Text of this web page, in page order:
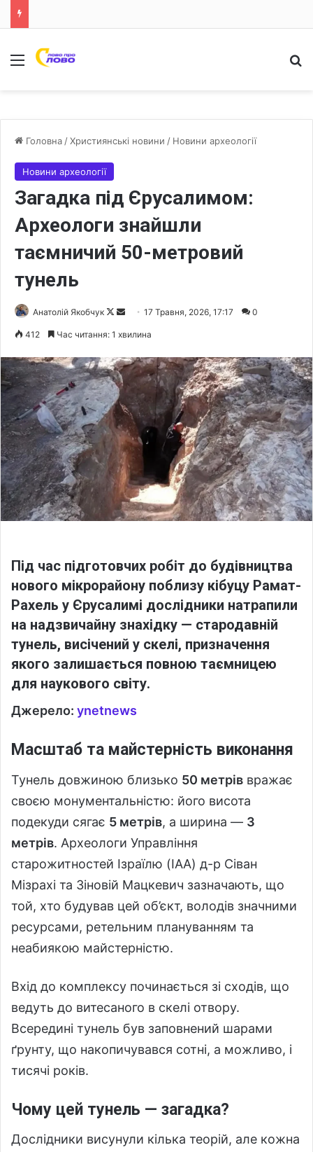
Меню
Головна /Християнські новини / Новини археології
Новини археології
Загадка під Єрусалимом:
Археологи знайшли
таємничий 50-метровий
тунель
Анатолій Якобчук
F
l
o
w
n
X
d
e
m
a
l
17 Травня, 2026, 17:17 0
412 Час читання: 1 хвилина
Під час підготовчих робіт до будівництва
нового мікрорайону поблизу кібуцу Рамат-
Рахель у Єрусалимі дослідники натрапили
на надзвичайну знахідку — стародавній
тунель, висічений у скелі, призначення
якого залишається повною таємницею
для наукового світу.
Джерело: ynetnews
Масштаб та майстерність виконання
Тунель довжиною близько 50 метрів вражає
своєю монументальністю: його висота
подекуди сягає 5 метрів, а ширина — 3
метрів. Археологи Управління
старожитностей Ізраїлю (IAA) д-р Сіван
Мізрахі та Зіновій Мацкевич зазначають, що
той, хто будував цей об’єкт, володів значними
ресурсами, ретельним плануванням та
неабиякою майстерністю.
Вхід до комплексу починається зі сходів, що
ведуть до витесаного в скелі отвору.
Всередині тунель був заповнений шарами
ґрунту, що накопичувався сотні, а можливо, і
тисячі років.
Чому цей тунель — загадка?
Дослідники висунули кілька теорій, але кожна